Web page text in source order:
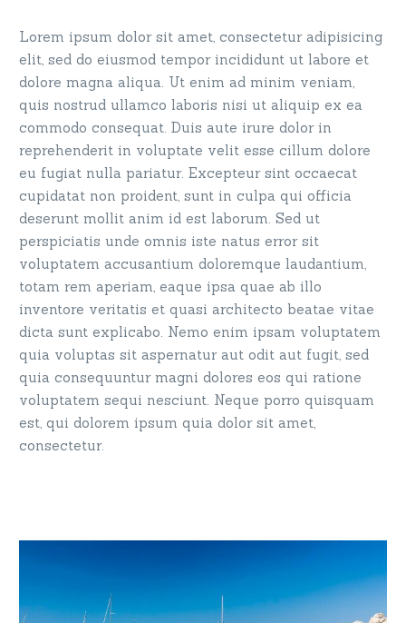
Lorem ipsum dolor sit amet, consectetur adipisicing
elit, sed do eiusmod tempor incididunt ut labore et
dolore magna aliqua. Ut enim ad minim veniam,
quis nostrud ullamco laboris nisi ut aliquip ex ea
commodo consequat. Duis aute irure dolor in
reprehenderit in voluptate velit esse cillum dolore
eu fugiat nulla pariatur. Excepteur sint occaecat
cupidatat non proident, sunt in culpa qui officia
deserunt mollit anim id est laborum. Sed ut
perspiciatis unde omnis iste natus error sit
voluptatem accusantium doloremque laudantium,
totam rem aperiam, eaque ipsa quae ab illo
inventore veritatis et quasi architecto beatae vitae
dicta sunt explicabo. Nemo enim ipsam voluptatem
quia voluptas sit aspernatur aut odit aut fugit, sed
quia consequuntur magni dolores eos qui ratione
voluptatem sequi nesciunt. Neque porro quisquam
est, qui dolorem ipsum quia dolor sit amet,
consectetur.